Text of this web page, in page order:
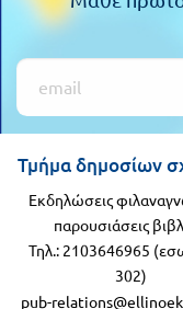
Πανελλήνιοι
Μαθητικοί
Διαγωνισμοί
Παζλ και
Επιτραπέζια
Παιχνίδια
Ε.ΠΑΛ.
όλο
το
λύκειο
Τμήμα δημοσίων
Εκδηλώσεις
παρουσιάσεις
Τηλ.: 2103646965
302)
pub-